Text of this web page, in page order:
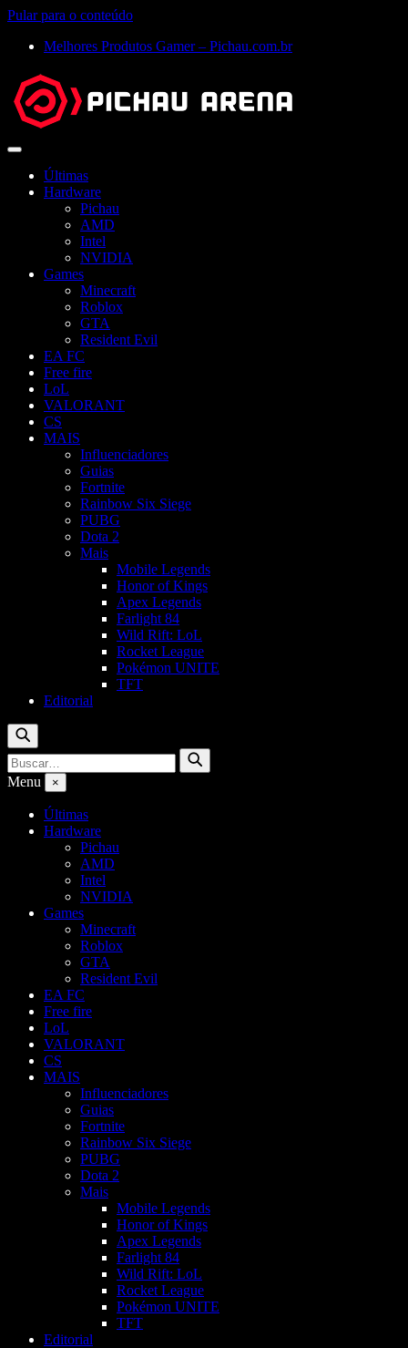
Pular para o conteúdo
Melhores Produtos Gamer – Pichau.com.br
Abrir
Últimas
Hardware
Pichau
AMD
Intel
NVIDIA
Games
Minecraft
Roblox
GTA
Resident Evil
EA FC
Free fire
LoL
VALORANT
CS
MAIS
Influenciadores
Guias
Fortnite
Rainbow Six Siege
PUBG
Dota 2
Mais
Mobile Legends
Honor of Kings
Apex Legends
Farlight 84
Wild Rift: LoL
Rocket League
Pokémon UNITE
TFT
Editorial
Buscar
Buscar
por:
Buscar
Menu ×
Últimas
Hardware
Pichau
AMD
Intel
NVIDIA
Games
Minecraft
Roblox
GTA
Resident Evil
EA FC
Free fire
LoL
VALORANT
CS
MAIS
Influenciadores
Guias
Fortnite
Rainbow Six Siege
PUBG
Dota 2
Mais
Mobile Legends
Honor of Kings
Apex Legends
Farlight 84
Wild Rift: LoL
Rocket League
Pokémon UNITE
TFT
Editorial